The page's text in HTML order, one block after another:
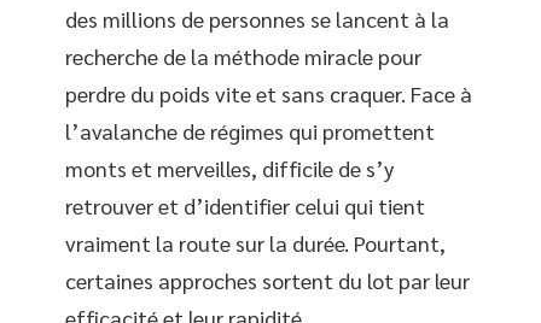
des millions de personnes se lancent à la
recherche de la méthode miracle pour
perdre du poids vite et sans craquer. Face à
l’avalanche de régimes qui promettent
monts et merveilles, difficile de s’y
retrouver et d’identifier celui qui tient
vraiment la route sur la durée. Pourtant,
certaines approches sortent du lot par leur